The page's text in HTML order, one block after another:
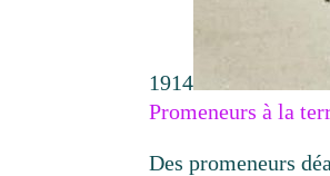
1914
Promeneurs à la
Des promeneurs